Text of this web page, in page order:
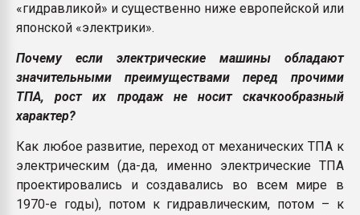
«гидравликой» и существенно ниже европейской или
японской «электрики».
Почему если электрические машины обладают
значительными преимуществами перед прочими
ТПА, рост их продаж не носит скачкообразный
характер?
Как любое развитие, переход от механических ТПА к
электрическим (да-да, именно электрические ТПА
проектировались и создавались во всем мире в
1970-е годы), потом к гидравлическим, потом – к